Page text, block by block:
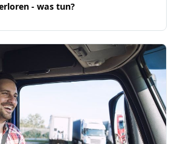
- was tun?